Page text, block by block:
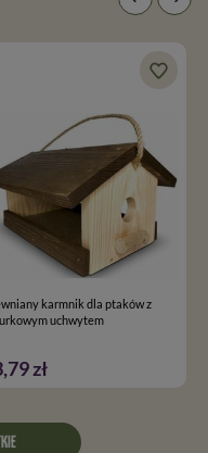
karmnik dla ptaków z
uchwytem
zł